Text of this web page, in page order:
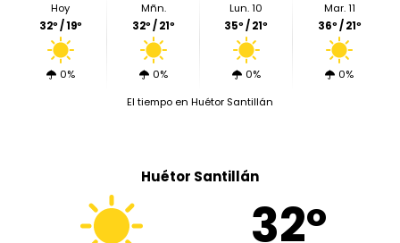
Hoy
32º / 19º
0%
Mñn.
32º / 21º
0%
Lun. 10
35º / 21º
0%
Mar. 11
36º / 21º
0%
El tiempo en Huétor Santillán
Huétor Santillán
32º